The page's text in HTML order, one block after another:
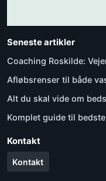
Seneste artikler
Coaching Roskilde:
Afløbsrenser til både
Alt du skal vide om
Komplet guide til
Kontakt
Kontakt